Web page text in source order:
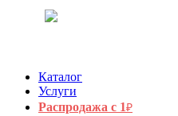
Каталог
Услуги
Распродажа с 1₽